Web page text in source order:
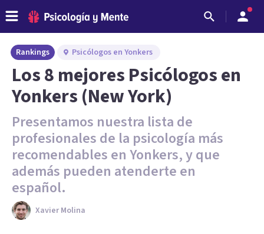
Rankings Psicólogos en Yonkers
Los 8 mejores Psicólogos en
Yonkers (New York)
Presentamos nuestra lista de
profesionales de la psicología más
recomendables en Yonkers, y que
además pueden atenderte en
español.
Xavier Molina